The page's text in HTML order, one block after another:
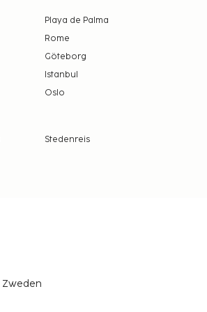
Playa de Palma
Rome
Göteborg
Istanbul
Oslo
Stedenreis